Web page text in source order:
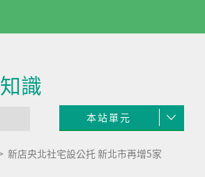
識
本站單元
新店央北社宅設公托 新北市再增5家